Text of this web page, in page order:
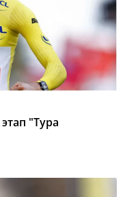
"Тура